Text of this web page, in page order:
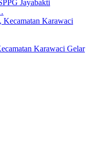
Jayabakti
Karawaci Gelar